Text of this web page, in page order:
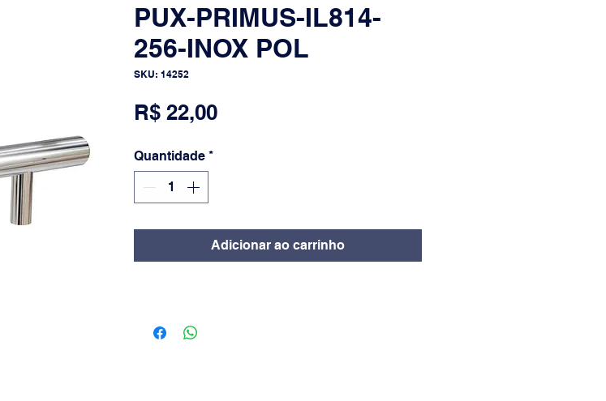
PUX-PRIMUS-IL814-
256-INOX POL
SKU: 14252
R$ 22,00Preço
Quantidade *
Adicionar ao carrinho